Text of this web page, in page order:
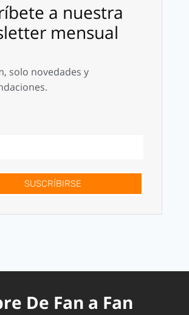
a nuestra
mensual
solo novedades y
SUSCRÍBIRSE
De Fan a Fan